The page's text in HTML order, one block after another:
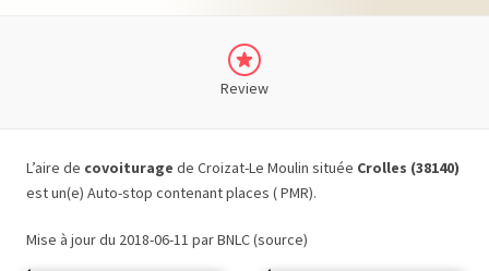
Review
L’aire de covoiturage de Croizat-Le Moulin située Crolles (38140)
est un(e) Auto-stop contenant places ( PMR).
Mise à jour du 2018-06-11 par BNLC (source)